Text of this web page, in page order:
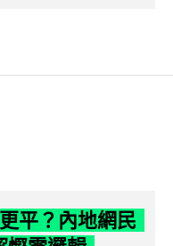
平？內地網民